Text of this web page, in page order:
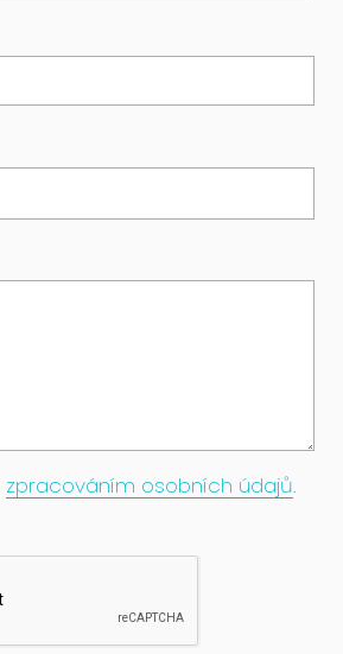
zpracováním osobních údajů.